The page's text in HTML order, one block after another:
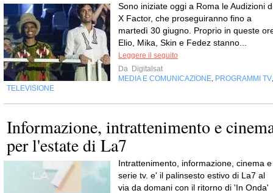
Sono iniziate oggi a Roma le Audizioni
X Factor, che proseguiranno fino a
martedì 30 giugno. Proprio in queste
Elio, Mika, Skin e Fedez stanno...
Leggere il seguito
Da Digitalsat
MEDIA E COMUNICAZIONE PROGRAMMI TV
TELEVISIONE
Informazione, intrattenimento e
per l'estate di La7
Intrattenimento, informazione, cinema e
serie tv. e' il palinsesto estivo di La7 al
via da domani con il ritorno di 'In Onda'